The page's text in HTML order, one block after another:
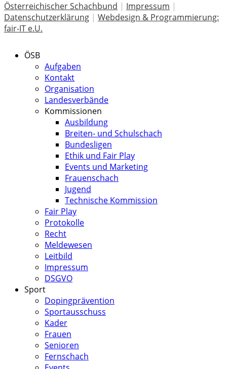
Österreichischer Schachbund | Impressum |
Datenschutzerklärung | Webdesign & Programmierung:
fair-IT e.U.
ÖSB
Aufgaben
Kontakt
Organisation
Landesverbände
Kommissionen
Ausbildung
Breiten- und Schulschach
Bundesligen
Ethik und Fair Play
Events und Marketing
Frauenschach
Jugend
Technische Kommission
Fair Play
Protokolle
Recht
Meldewesen
Leitbild
Impressum
DSGVO
Sport
Dopingprävention
Sportausschuss
Kader
Frauen
Senioren
Fernschach